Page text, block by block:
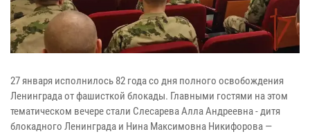
27 января исполнилось 82 года со дня полного освобождения
Ленинграда от фашисткой блокады. Главными гостями на этом
тематическом вечере стали Слесарева Алла Андреевна - дитя
блокадного Ленинграда и Нина Максимовна Никифорова —